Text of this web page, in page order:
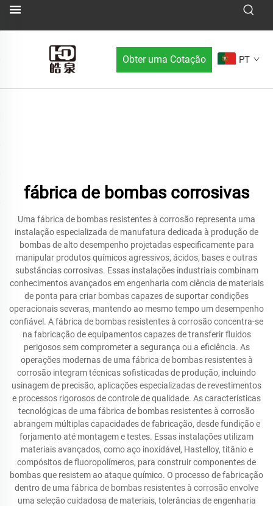
Obter uma Cotação PT
fábrica de bombas corrosivas
Uma fábrica de bombas resistentes à corrosão representa uma
instalação especializada de manufatura dedicada à produção de
bombas de alto desempenho projetadas especificamente para
manipular produtos químicos agressivos, ácidos, bases e outras
substâncias corrosivas. Essas instalações industriais combinam
conhecimentos avançados em engenharia com ciência de materiais
de ponta para criar bombas capazes de suportar condições
operacionais severas, mantendo ao mesmo tempo um desempenho
confiável. A fábrica de bombas resistentes à corrosão concentra-se
na fabricação de equipamentos capazes de transferir fluidos
perigosos sem comprometer a segurança ou a eficiência. As
operações modernas de uma fábrica de bombas resistentes à
corrosão integram técnicas sofisticadas de produção, incluindo
usinagem de precisão, aplicações especializadas de revestimentos
e processos rigorosos de controle de qualidade. As características
tecnológicas de uma fábrica de bombas resistentes à corrosão
abrangem múltiplas capacidades de fabricação, desde fundição e
forjamento até montagem e testes. Essas instalações utilizam
materiais avançados, como aço inoxidável, Hastelloy, titânio e
compósitos de fluoropolímeros, para construir componentes de
bombas que resistem ao ataque químico. O processo de fabricação
dentro de uma fábrica de bombas resistentes à corrosão envolve
uma seleção cuidadosa de materiais, tolerâncias de engenharia